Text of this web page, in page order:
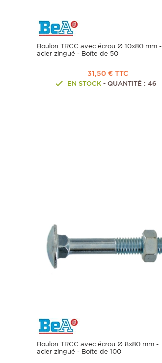
Boulon TRCC avec écrou Ø 10x80 mm -
acier zingué - Boîte de 50
31,50 € TTC
EN STOCK - QUANTITÉ : 46
Boulon TRCC avec écrou Ø 8x80 mm -
acier zingué - Boîte de 100